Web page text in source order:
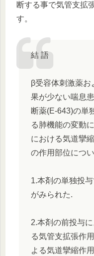
断する事で気管支拡
す。
結 語
β受容体刺激薬お
果が少ない喘息
断薬(E-643)の単
る肺機能の変動
における気道攣
の作用部位につ
1.本剤の単独投
がみられた.
2.本剤の前投与
る気管支拡張作
よる気道攣縮作